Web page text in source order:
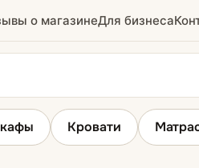
о магазинеДля бизнеса
Кровати